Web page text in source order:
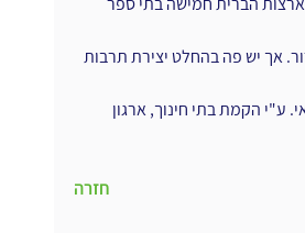
אך יש פה בהחלט יצירת תרבות
ע"י הקמת בתי חינוך, ארגון
חזרה